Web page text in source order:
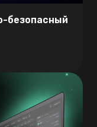
безопасный